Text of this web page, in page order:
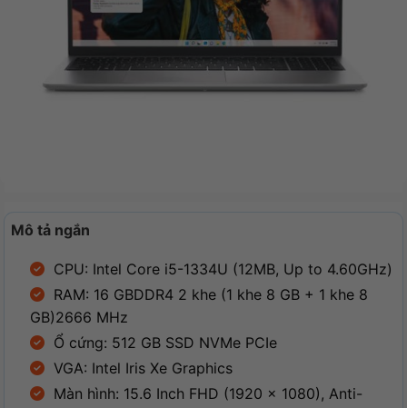
Mô tả ngắn
CPU: Intel Core i5-1334U (12MB, Up to 4.60GHz)
RAM: 16 GBDDR4 2 khe (1 khe 8 GB + 1 khe 8
GB)2666 MHz
Ổ cứng: 512 GB SSD NVMe PCIe
VGA: Intel Iris Xe Graphics
Màn hình: 15.6 Inch FHD (1920 x 1080), Anti-